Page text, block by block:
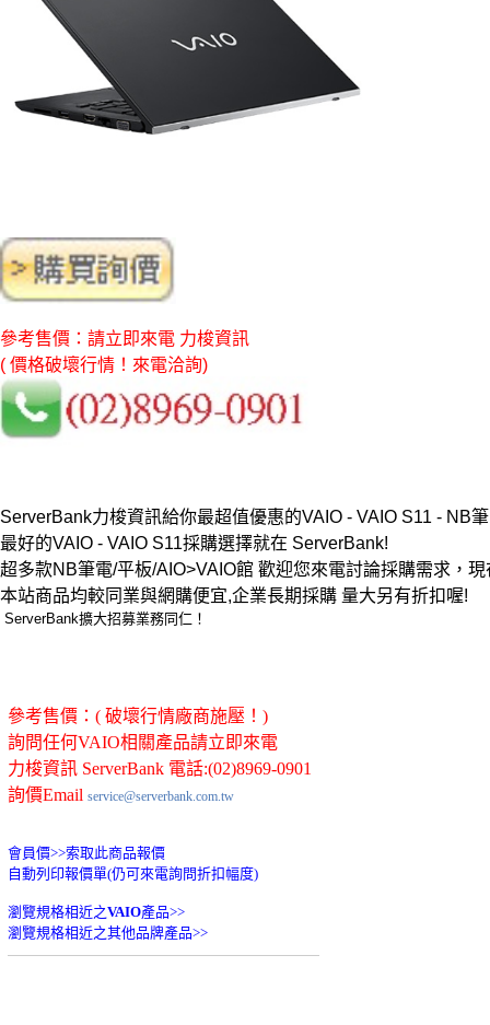
參考售價：請立即來電 力梭資訊
( 價格破壞行情！來電洽詢)
ServerBank力梭資訊給你最超值優惠的VAIO - VAIO S11 - NB
最好的VAIO - VAIO S11採購選擇就在 ServerBank!
超多款NB筆電/平板/AIO>VAIO館 歡迎您來電討論採購需求，
本站商品均較同業與網購便宜,企業長期採購 量大另有折扣喔!
ServerBank擴大招募業務同仁！
參考售價：( 破壞行情廠商施壓！)
詢問任何VAIO相關產品請立即來電
力梭資訊 ServerBank 電話:(02)8969-0901
詢價Email service@serverbank.com.tw
會員價>>索取此商品報價
自動列印報價單(仍可來電詢問折扣幅度)
瀏覽規格相近之VAIO產品>>
瀏覽規格相近之其他品牌產品>>